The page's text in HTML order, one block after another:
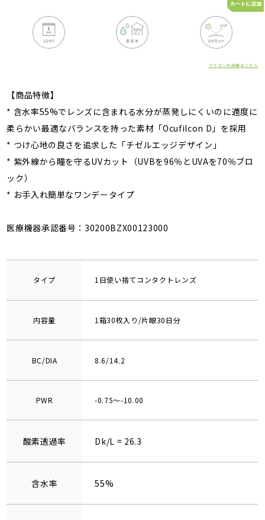
アイコンの詳細はこちら
【商品特徴】
* 含水率55%でレンズに含まれる水分が蒸発しにくいのに適度に
柔らかい最適なバランスを持った素材「Ocufilcon D」を採用
* つけ心地の良さを追求した「チゼルエッジデザイン」
* 紫外線から瞳を守るUVカット（UVBを96％とUVAを70％ブロ
ック）
* お手入れ簡単なワンデータイプ
医療機器承認番号：30200BZX00123000
タイプ 1日使い捨てコンタクトレンズ
内容量 1箱30枚入り/片眼30日分
BC/DIA 8.6/14.2
PWR -0.75～-10.00
酸素透過率 Dk/L = 26.3
含水率 55%